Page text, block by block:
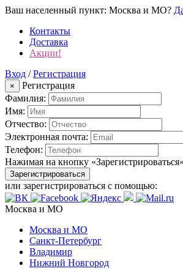
Ваш населенный пункт: Москва и МО?
Контакты
Доставка
Акции!
Вход /Регистрация
×
Регистрация
Фамилия:
Имя:
Отчество:
Электронная почта:
Телефон:
Нажимая на кнопку
Зарегистрироваться
или зарегистрироваться с помощью:
Москва и МО
Москва и МО
Санкт-Петербург
Владимир
Нижний Новгород